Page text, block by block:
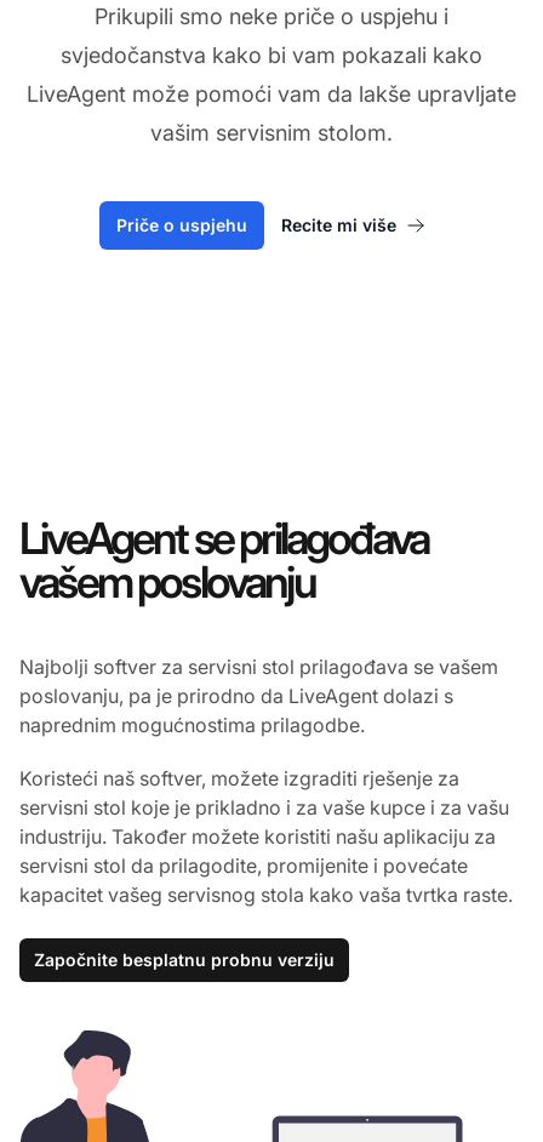
Prikupili smo neke priče o uspjehu i
svjedočanstva kako bi vam pokazali kako
LiveAgent može pomoći vam da lakše upravljate
vašim servisnim stolom.
Priče o uspjehu Recite mi više
LiveAgent se prilagođava
vašem poslovanju
Najbolji softver za servisni stol prilagođava se vašem
poslovanju, pa je prirodno da LiveAgent dolazi s
naprednim mogućnostima prilagodbe.
Koristeći naš softver, možete izgraditi rješenje za
servisni stol koje je prikladno i za vaše kupce i za vašu
industriju. Također možete koristiti našu aplikaciju za
servisni stol da prilagodite, promijenite i povećate
kapacitet vašeg servisnog stola kako vaša tvrtka raste.
Započnite besplatnu probnu verziju